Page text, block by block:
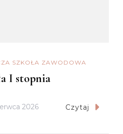
SZKOŁA ZAWODOWA
I stopnia
2026 Czytaj